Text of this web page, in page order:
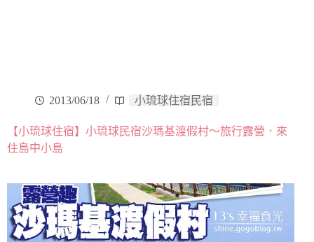
2013/06/18 小琉球住宿民宿
【小琉球住宿】小琉球民宿沙瑪基渡假村～旅行露營．來
住島中小島